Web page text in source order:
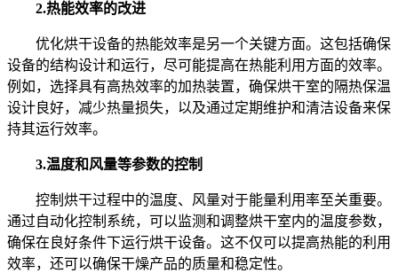
2.热能效率的改进
优化烘干设备的热能效率是另一个关键方面。这包括确保
设备的结构设计和运行，尽可能提高在热能利用方面的效率。
例如，选择具有高热效率的加热装置，确保烘干室的隔热保温
设计良好，减少热量损失，以及通过定期维护和清洁设备来保
持其运行效率。
3.温度和风量等参数的控制
控制烘干过程中的温度、风量对于能量利用率至关重要。
通过自动化控制系统，可以监测和调整烘干室内的温度参数，
确保在良好条件下运行烘干设备。这不仅可以提高热能的利用
效率，还可以确保干燥产品的质量和稳定性。